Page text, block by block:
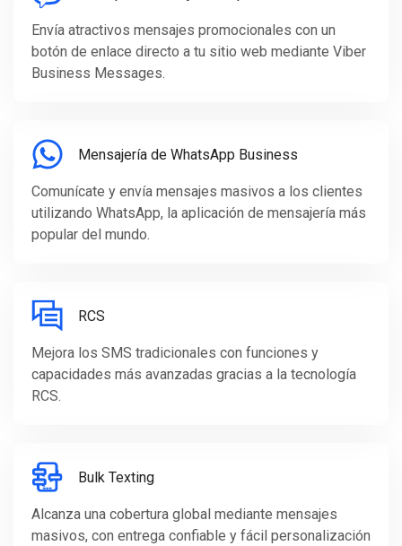
Envía atractivos mensajes promocionales con un
botón de enlace directo a tu sitio web mediante Viber
Business Messages.
Mensajería de WhatsApp Business
Comunícate y envía mensajes masivos a los clientes
utilizando WhatsApp, la aplicación de mensajería más
popular del mundo.
RCS
Mejora los SMS tradicionales con funciones y
capacidades más avanzadas gracias a la tecnología
RCS.
Bulk Texting
Alcanza una cobertura global mediante mensajes
masivos, con entrega confiable y fácil personalización